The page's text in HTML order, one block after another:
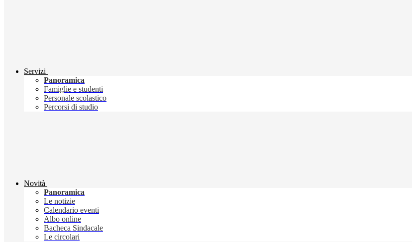
Servizi
Panoramica
Famiglie e studenti
Personale scolastico
Percorsi di studio
Novità
Panoramica
Le notizie
Calendario eventi
Albo online
Bacheca Sindacale
Le circolari